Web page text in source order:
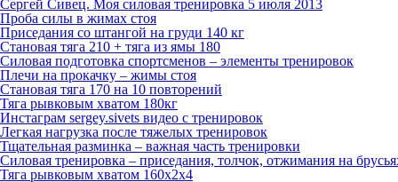
Сергей Сивец. Моя силовая тренировка 5 июля 2013
Проба силы в жимах стоя
Приседания со штангой на груди 140 кг
Становая тяга 210 + тяга из ямы 180
Силовая подготовка спортсменов – элементы тренировок
Плечи на прокачку – жимы стоя
Становая тяга 170 на 10 повторений
Тяга рывковым хватом 180кг
Инстаграм sergey.sivets видео с тренировок
Легкая нагрузка после тяжелых тренировок
Тщательная разминка – важная часть тренировки
Силовая тренировка – приседания, толчок, отжимания на
Тяга рывковым хватом 160х2х4